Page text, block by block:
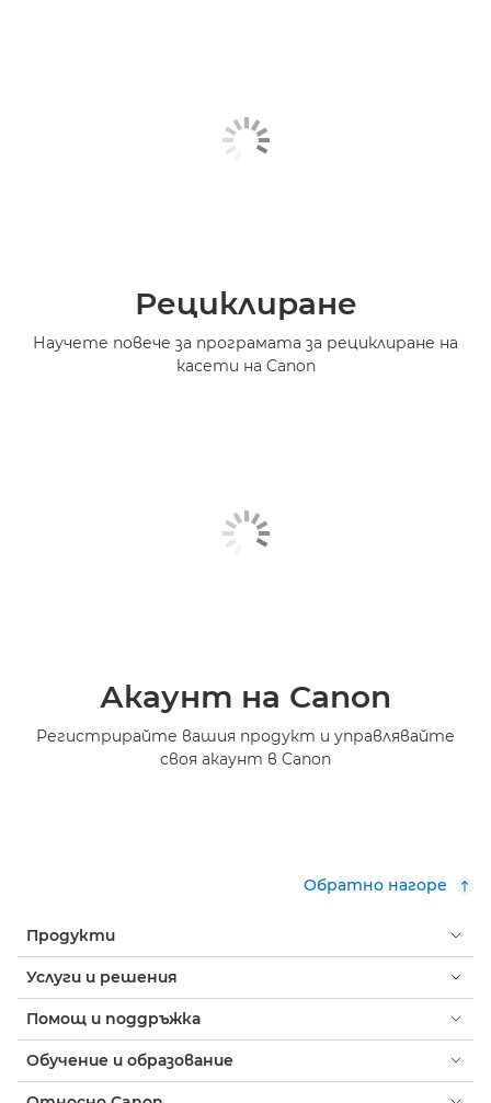
Рециклиране
Научете повече за програмата за рециклиране на
касети на Canon
Акаунт на Canon
Регистрирайте вашия продукт и управлявайте
своя акаунт в Canon
Обратно нагоре
Продукти
Услуги и решения
Помощ и поддръжка
Обучение и образование